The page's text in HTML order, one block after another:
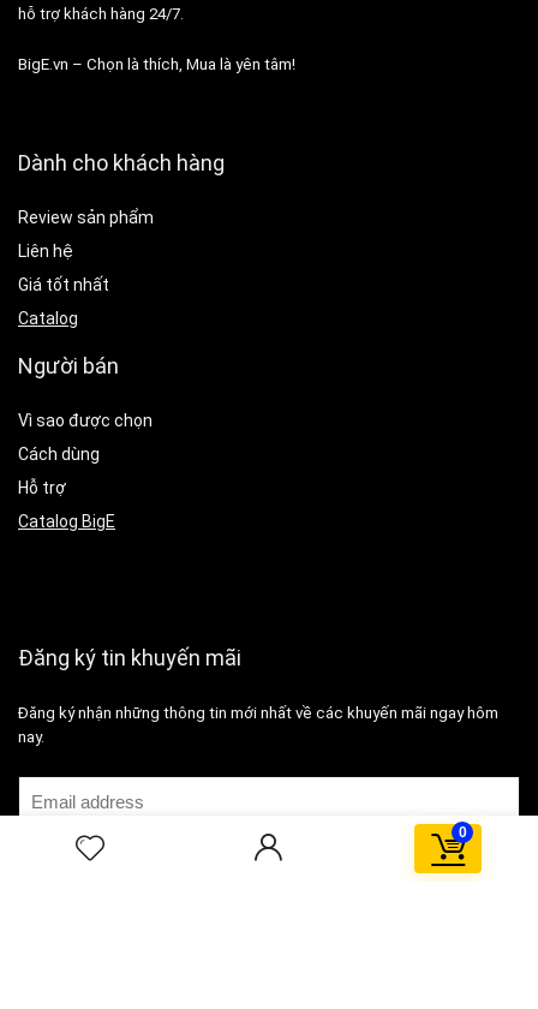
0
hỗ trợ khách hàng 24/7.
BigE.vn – Chọn là thích, Mua là yên tâm!
Dành cho khách hàng
Review sản phẩm
Liên hệ
Giá tốt nhất
Catalog
Người bán
Vì sao được chọn
Cách dùng
Hỗ trợ
Catalog BigE
Đăng ký tin khuyến mãi
Đăng ký nhận những thông tin mới nhất về các khuyến mãi ngay hôm
nay.